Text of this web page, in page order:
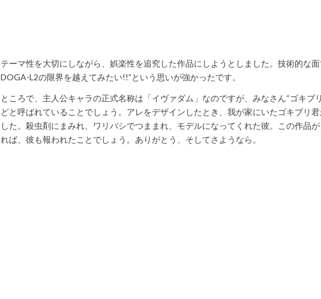
テーマ性を大切にしながら、娯楽性を追究した作品にしようとしました。技術的な面
DOGA-L2の限界を越えてみたい!!”という思いが強かったです。
ところで、主人公キャラの正式名称は「イヴァダム」なのですが、みなさん“ゴキブ
どと呼ばれていることでしょう。アレをデザインしたとき、我が家にいたゴキブリ
した。殺虫剤にまみれ、ワリバシでつままれ、モデルになってくれた彼。この作品
れば、彼も報われたことでしょう。ありがとう、そしてさようなら。